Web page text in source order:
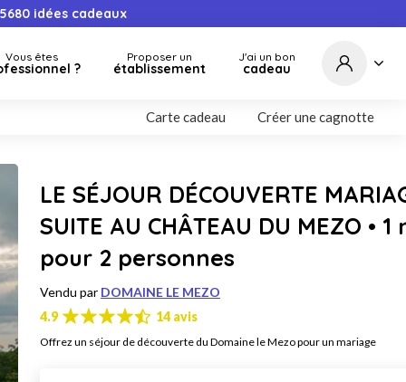
5680idées cadeaux
Vous êtes
?
Proposer un
établissement
J'ai un bon
cadeau
Carte cadeau Créer une cagnotte
LE SÉJOUR DÉCOUVERTE
SUITE AU CHÂTEAU DU MEZO • 1
pour 2 personnes
Vendu par DOMAINE LE MEZO
4.9
14 avis
Offrez un séjour de découverte du Domaine le Mezo pour un mariage